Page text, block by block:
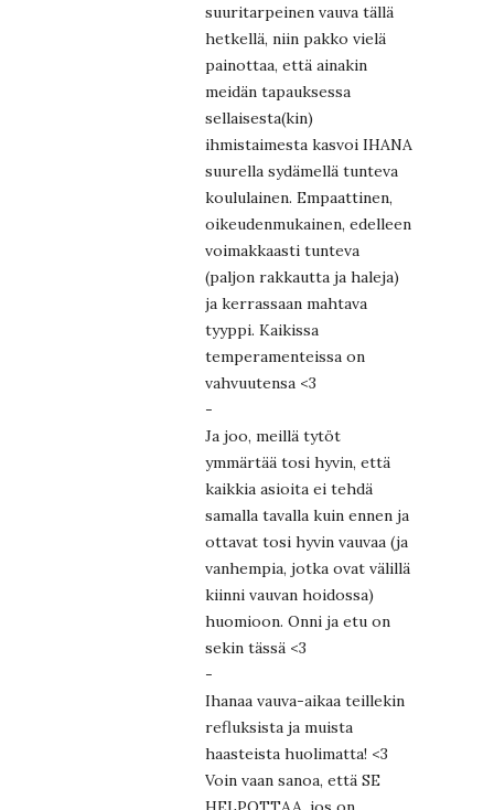
suuritarpeinen vauva tällä
hetkellä, niin pakko vielä
painottaa, että ainakin
meidän tapauksessa
sellaisesta(kin)
ihmistaimesta kasvoi IHANA
suurella sydämellä tunteva
koululainen. Empaattinen,
oikeudenmukainen, edelleen
voimakkaasti tunteva
(paljon rakkautta ja haleja)
ja kerrassaan mahtava
tyyppi. Kaikissa
temperamenteissa on
vahvuutensa <3
-
Ja joo, meillä tytöt
ymmärtää tosi hyvin, että
kaikkia asioita ei tehdä
samalla tavalla kuin ennen ja
ottavat tosi hyvin vauvaa (ja
vanhempia, jotka ovat välillä
kiinni vauvan hoidossa)
huomioon. Onni ja etu on
sekin tässä <3
-
Ihanaa vauva-aikaa teillekin
refluksista ja muista
haasteista huolimatta! <3
Voin vaan sanoa, että SE